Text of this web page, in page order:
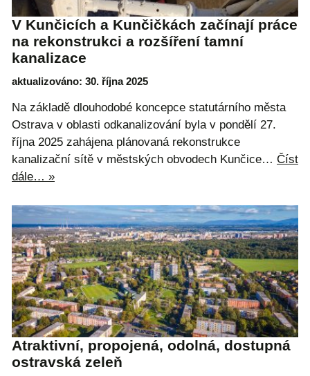
V Kunčicích a Kunčičkách začínají práce
na rekonstrukci a rozšíření tamní
kanalizace
aktualizováno: 30. října 2025
Na základě dlouhodobé koncepce statutárního města
Ostrava v oblasti odkanalizování byla v pondělí 27.
října 2025 zahájena plánovaná rekonstrukce
kanalizační sítě v městských obvodech Kunčice… Číst
dále… »
Atraktivní, propojená, odolná, dostupná
ostravská zeleň